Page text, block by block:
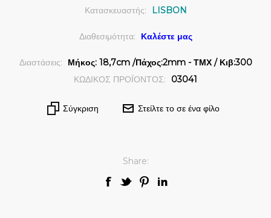
Κατασκευαστής: LISBON
Διαθεσιμότητα: Καλέστε μας
Διαστάσεις:
Μήκος: 18,7cm /Πάχος:2mm - ΤΜΧ / Κιβ:300
ΚΩΔΙΚΟΣ ΠΡΟΪΟΝΤΟΣ:
03041
Σύγκριση Στείλτε το σε ένα φίλο
Share: